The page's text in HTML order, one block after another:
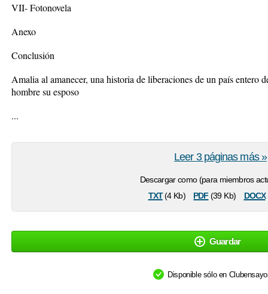
VII- Fotonovela
Anexo
Conclusión
Amalia al amanecer, una historia de liberaciones de un país entero
hombre su esposo
...
Descargar como (para miembros
txt(4 Kb) pdf (39 Kb) docx
Leer 3 páginas más »
Guardar
Disponible sólo en